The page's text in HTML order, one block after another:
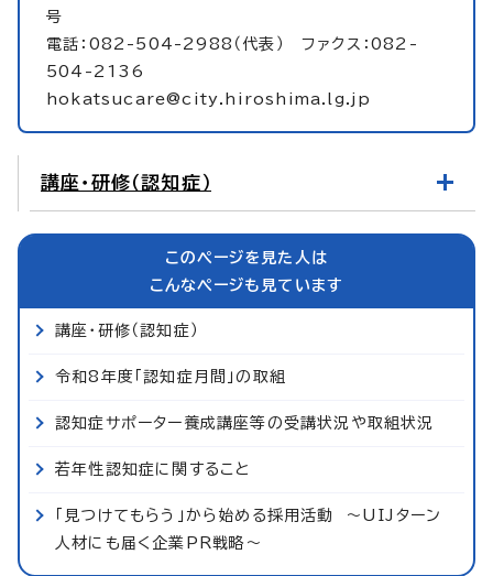
号
電話：082-504-2988（代表） ファクス：082-
504-2136
hokatsucare@city.hiroshima.lg.jp
講座・研修（認知症）
このページを見た人は
こんなページも見ています
講座・研修（認知症）
令和8年度「認知症月間」の取組
認知症サポーター養成講座等の受講状況や取組状況
若年性認知症に関すること
「見つけてもらう」から始める採用活動 ～UIJターン
人材にも届く企業PR戦略～